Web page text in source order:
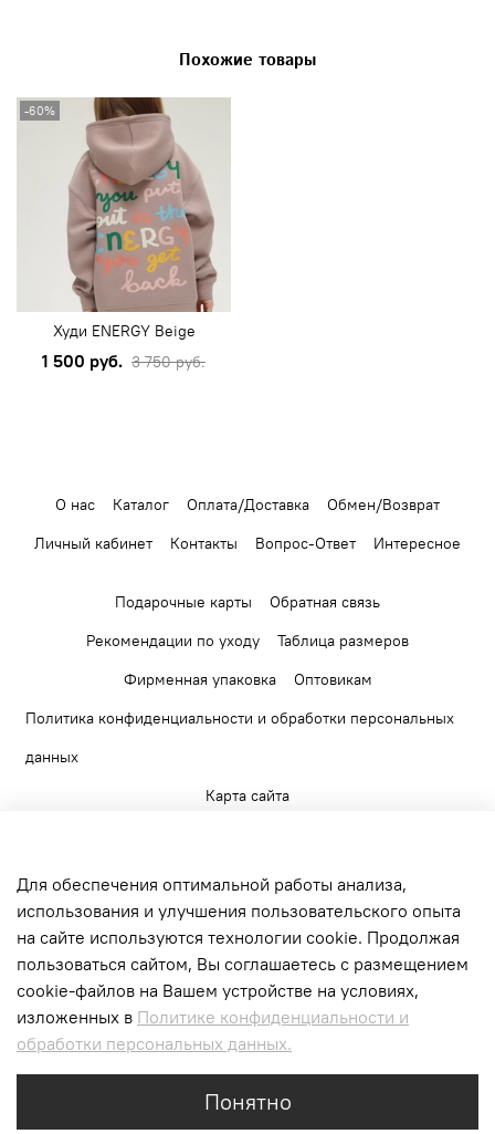
Похожие товары
-60%
Худи ENERGY Beige
1 500 руб. 3 750 руб.
О нас Каталог Оплата/Доставка
Обмен/Возврат
Личный кабинет
Контакты Вопрос-Ответ Интересное
Подарочные карты
Обратная связь
Рекомендации по уходу
Таблица размеров
Фирменная упаковка
Оптовикам
Политика конфиденциальности и обработки персональных
данных
Карта сайта
+7 903 520 56 65
г. Москва, Верейская ул., д.17. БЦ Верейская
Плаза II
Интернет-магазин создан на inSales
Для обеспечения оптимальной работы анализа,
использования и улучшения пользовательского опыта
на сайте используются технологии cookie. Продолжая
пользоваться сайтом, Вы соглашаетесь с размещением
cookie-файлов на Вашем устройстве на условиях,
изложенных в Политике конфиденциальности и
обработки персональных данных.
Понятно